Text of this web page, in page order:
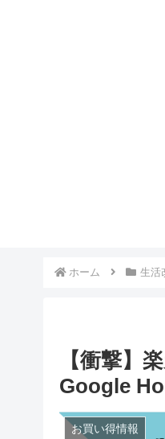
ホーム 生活
【衝撃】
Google
お買い得情報